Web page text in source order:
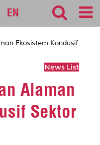
EN
Ekosistem Kondusif
News List
Alaman
Sektor